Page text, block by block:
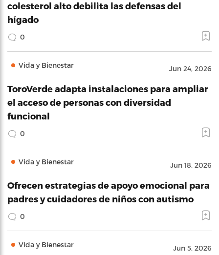
colesterol alto debilita las defensas del
hígado
0
Vida y Bienestar Jun 24, 2026
ToroVerde adapta instalaciones para ampliar
el acceso de personas con diversidad
funcional
0
Vida y Bienestar Jun 18, 2026
Ofrecen estrategias de apoyo emocional para
padres y cuidadores de niños con autismo
0
Vida y Bienestar Jun 5, 2026